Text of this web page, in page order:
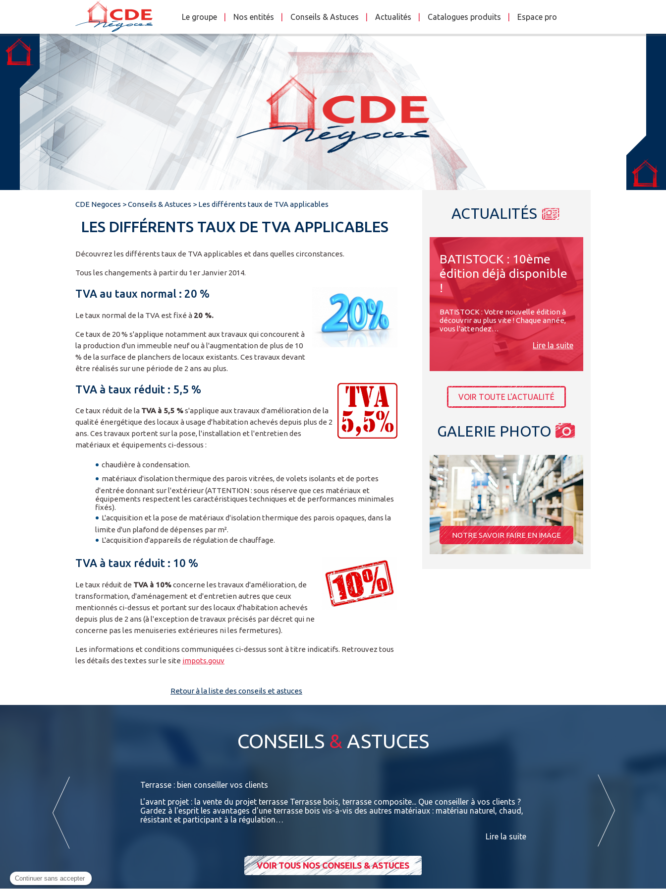
Le groupe Nos entités Conseils & Astuces Actualités Catalogues produits Espace pro
CDE Negoces >Conseils & Astuces > Les différents taux de TVA applicables
LES DIFFÉRENTS TAUX DE TVA APPLICABLES
Découvrez les différents taux de TVA applicables et dans quelles circonstances.
Tous les changements à partir du 1er Janvier 2014.
TVA au taux normal : 20 %
Le taux normal de la TVA est fixé à 20 %.
Ce taux de 20 % s'applique notamment aux travaux qui concourent à
la production d'un immeuble neuf ou à l'augmentation de plus de 10
% de la surface de planchers de locaux existants. Ces travaux devant
être réalisés sur une période de 2 ans au plus.
TVA à taux réduit : 5,5 %
Ce taux réduit de la TVA à 5,5 %s'applique aux travaux d'amélioration de la
qualité énergétique des locaux à usage d'habitation achevés depuis plus de 2
ans. Ces travaux portent sur la pose, l'installation et l'entretien des
matériaux et équipements ci-dessous :
chaudière à condensation.
matériaux d'isolation thermique des parois vitrées, de volets isolants et de portes
d'entrée donnant sur l'extérieur (ATTENTION : sous réserve que ces matériaux et
équipements respectent les caractéristiques techniques et de performances minimales
fixés).
L'acquisition et la pose de matériaux d'isolation thermique des parois opaques, dans la
limite d'un plafond de dépenses par m².
L'acquisition d'appareils de régulation de chauffage.
TVA à taux réduit : 10 %
Le taux réduit de TVA à 10%concerne les travaux d'amélioration, de
transformation, d'aménagement et d'entretien autres que ceux
mentionnés ci-dessus et portant sur des locaux d'habitation achevés
depuis plus de 2 ans (à l'exception de travaux précisés par décret qui ne
concerne pas les menuiseries extérieures ni les fermetures).
Les informations et conditions communiquées ci-dessus sont à titre indicatifs. Retrouvez tous
les détails des textes sur le site impots.gouv
Retour à la liste des conseils et astuces
ACTUALITÉS
BATISTOCK : 10ème
édition déjà disponible
!
BATISTOCK : Votre nouvelle édition à
découvrir au plus vite ! Chaque année,
vous l'attendez…
Lire la suite
VOIR TOUTE L'ACTUALITÉ
GALERIE PHOTO
NOTRE SAVOIR FAIRE EN IMAGE
CONSEILS & ASTUCES
Tant sur le prix que sur ses
de professionnels sur ses
Terrasse : bien conseiller vos clients
L'avant projet : la vente du projet terrasse Terrasse bois, terrasse composite... Que conseiller à vos clients ?
Gardez à l'esprit les avantages d'une terrasse bois vis-à-vis des autres matériaux : matériau naturel, chaud,
résistant et participant à la régulation…
Lire la suite
Terrasses : Les différentes essences
Vous retrouverez dans les liens
exotiques en stock chez BATIDOC
PADOUK Ces fiches sont
VOIR TOUS NOS CONSEILS & ASTUCES